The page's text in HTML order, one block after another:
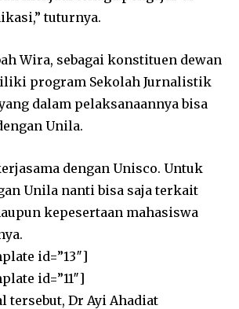
tuturnya.
Wira, sebagai konstituen dewan
program Sekolah Jurnalistik
dalam pelaksanaannya bisa
Unila.
dengan Unisco. Untuk
Unila nanti bisa saja terkait
kepesertaan mahasiswa
id=”13″]
id=”11″]
tersebut, Dr Ayi Ahadiat